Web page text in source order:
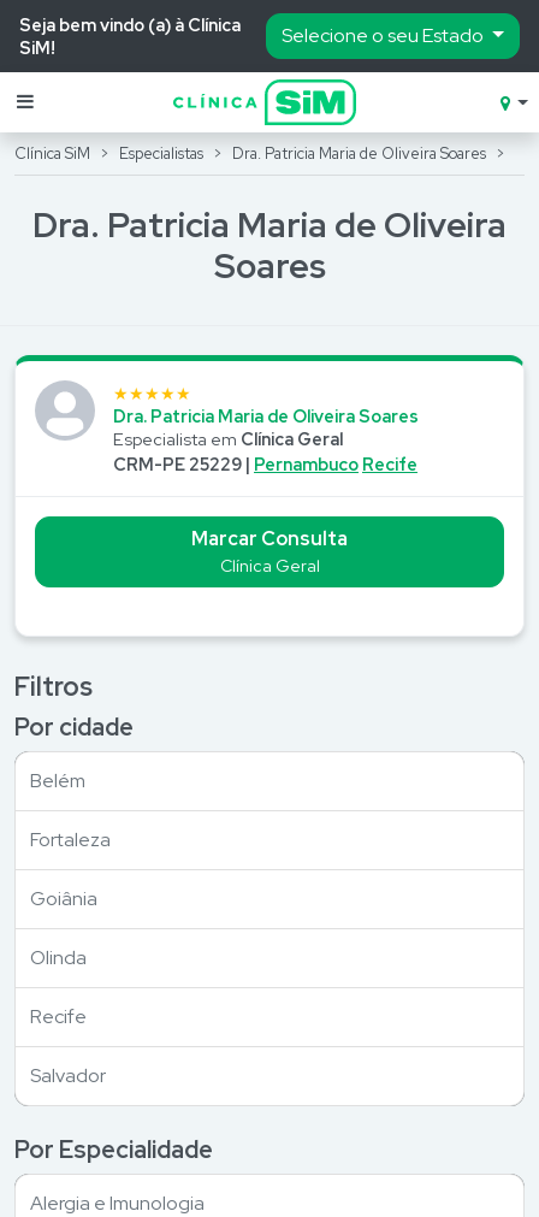
Seja bem vindo (a) à Clínica
SiM!
Selecione o seu Estado
Marcar Consulta
Área do Paciente
Exames
Odonto
Médicos e Especialistas
Conheça o Blog
Conheça a Assinatura SiM+
Para Empresas
Clínica SiM Especialistas Dra. Patricia Maria de Oliveira Soares
Dra. Patricia Maria de Oliveira
Soares
Filtros
Por cidade
Belém
Fortaleza
Goiânia
Olinda
Recife
Salvador
Por Especialidade
Alergia e Imunologia
★★★★★
Dra. Patricia Maria de Oliveira Soares
Especialista em Clínica Geral
CRM-PE 25229 | Pernambuco Recife
Marcar Consulta
Clínica Geral